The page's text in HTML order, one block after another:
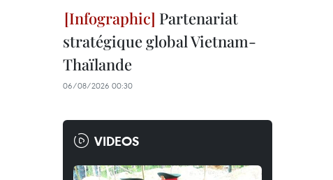
Partenariat
stratégique global Vietnam-
Thaïlande
06/08/2026 00:30
VIDEOS